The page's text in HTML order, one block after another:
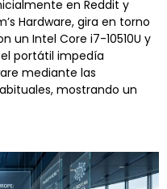
en Reddit y
Hardware, gira en torno
un Intel Core i7-10510U y
el portátil impedía
mediante las
mostrando un